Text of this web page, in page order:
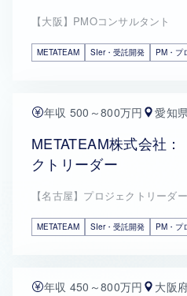
【大阪】PMOコンサルタント
METATEAM SIer・受託開発 PM・プ
年収 500～800万円 愛知
METATEAM株式会社
クトリーダー
【名古屋】プロジェクトリーダー
METATEAM SIer・受託開発 PM・プ
年収 450～800万円 大阪